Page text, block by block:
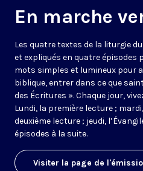
En marche
Les quatre textes de la liturgie
et expliqués en quatre épisodes
mots simples et lumineux pour
biblique, entrer dans ce que
des Écritures ». Chaque jour,
Lundi, la première lecture ;
deuxième lecture ; jeudi,
épisodes à la suite.
Visiter la page de